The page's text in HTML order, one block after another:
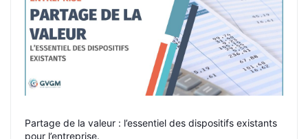
Partage de la valeur : l’essentiel des dispositifs existants
pour l’entreprise.